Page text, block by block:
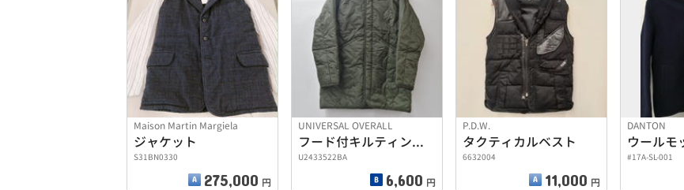
Maison Martin Margiela
ジャケット
S31BN0330
275,000 円
UNIVERSAL OVERALL
フード付キルティングコート
U2433522BA
6,600 円
P.D.W.
タクティカルベスト
6632004
11,000 円
DANTON
#17A-SL-001